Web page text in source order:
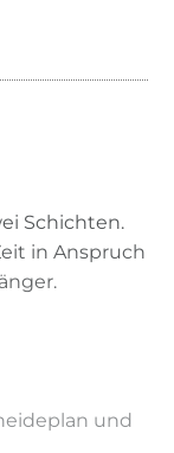
Schichten.
in Anspruch
und